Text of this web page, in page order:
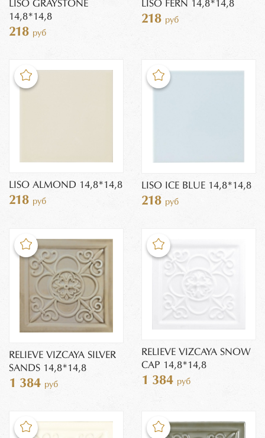
LISO GRAYSTONE
14,8*14,8
218 руб
LISO FERN 14,8*14,8
218 руб
LISO ALMOND 14,8*14,8
218 руб
LISO ICE BLUE 14,8*14,8
218 руб
RELIEVE VIZCAYA SILVER
SANDS 14,8*14,8
1 384 руб
RELIEVE VIZCAYA SNOW
CAP 14,8*14,8
1 384 руб